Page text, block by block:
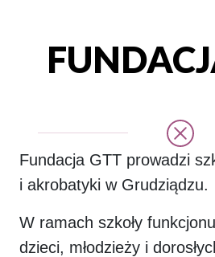
Fundacja GTT prowadzi
i akrobatyki w Grudziądzu.
W ramach szkoły
dzieci, młodzieży i